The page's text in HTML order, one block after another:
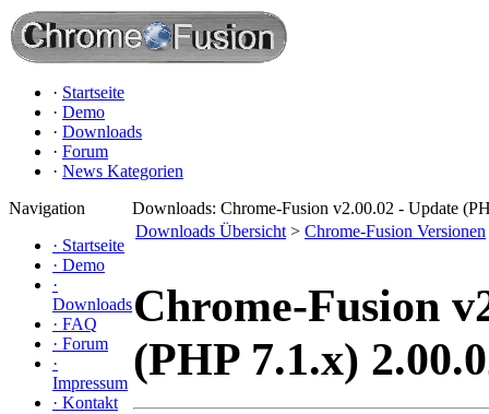
· Startseite
· Demo
· Downloads
· Forum
· News Kategorien
Navigation
· Startseite
· Demo
·
Downloads
· FAQ
· Forum
·
Impressum
· Kontakt
Downloads: Chrome-Fusion v2.00.02 - Update
Downloads Übersicht > Chrome-Fusion Versionen
Chrome-Fusion
(PHP 7.1.x)